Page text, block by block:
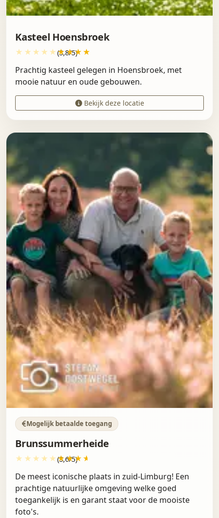
Kasteel Hoensbroek
(3,8/5)
Prachtig kasteel gelegen in Hoensbroek, met
mooie natuur en oude gebouwen.
Bekijk deze locatie
Mogelijk betaalde toegang
Brunssummerheide
(3,6/5)
De meest iconische plaats in zuid-Limburg! Een
prachtige natuurlijke omgeving welke goed
toegankelijk is en garant staat voor de mooiste
foto's.